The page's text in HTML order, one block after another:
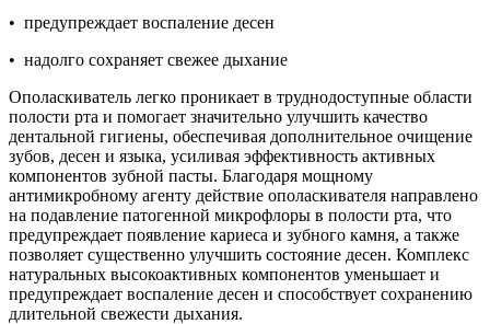
• предупреждает воспаление десен
• надолго сохраняет свежее дыхание
Ополаскиватель легко проникает в труднодоступные области
полости рта и помогает значительно улучшить качество
дентальной гигиены, обеспечивая дополнительное очищение
зубов, десен и языка, усиливая эффективность активных
компонентов зубной пасты. Благодаря мощному
антимикробному агенту действие ополаскивателя направлено
на подавление патогенной микрофлоры в полости рта, что
предупреждает появление кариеса и зубного камня, а также
позволяет существенно улучшить состояние десен. Комплекс
натуральных высокоактивных компонентов уменьшает и
предупреждает воспаление десен и способствует сохранению
длительной свежести дыхания.